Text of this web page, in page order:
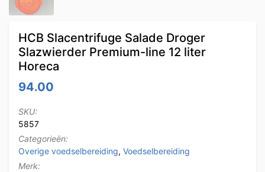
HCB Slacentrifuge Salade Droger
Slazwierder Premium-line 12 liter
Horeca
94.00
SKU:
5857
Categorieën:
Overige voedselbereiding, Voedselbereiding
Merk: